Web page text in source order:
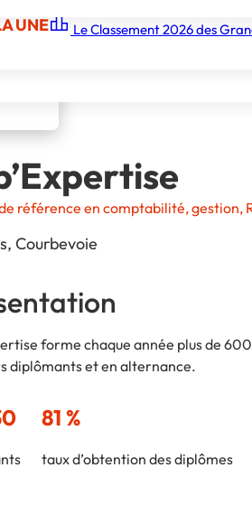
UNE Le Classement 2026 des
référence en comptabilité, gestion,
Courbevoie
forme chaque année plus de
diplômants et en alternance.
81 %
taux d’obtention des diplômes